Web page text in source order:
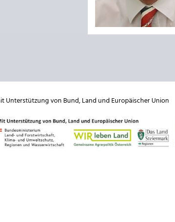
Unterstützung von Bund,Land und Europäischer Union